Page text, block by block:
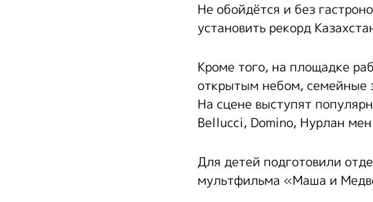
Не обойдётся и без
установить рекорд
Кроме того, на площадке
открытым небом, семейные
На сцене выступят
Bellucci, Domino, Нурлан
Для детей подготовили
мультфильма «Маша и